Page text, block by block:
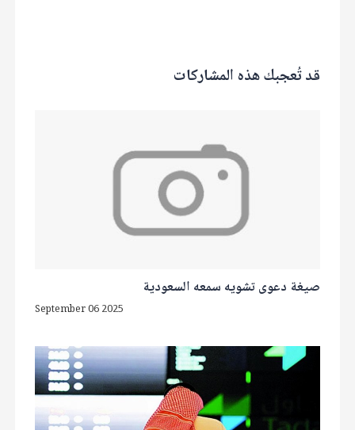
قد تُعجبك هذه المشاركات
صيغة دعوى تشويه سمعه السعودية
September 06 2025